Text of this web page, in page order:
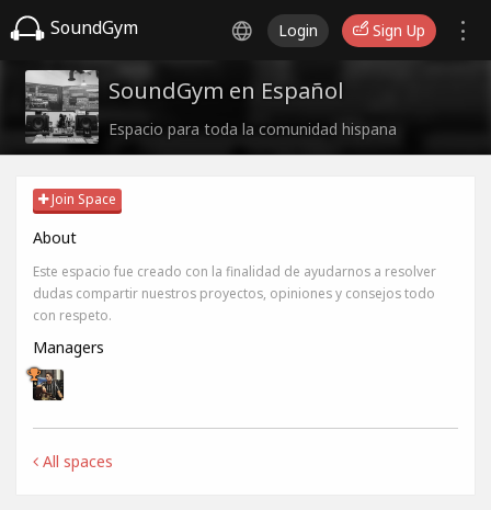
SoundGym Login Sign Up
SoundGym en Español
Espacio para toda la comunidad hispana
Join Space
About
Este espacio fue creado con la finalidad de ayudarnos a resolver
dudas compartir nuestros proyectos, opiniones y consejos todo
con respeto.
Managers
All spaces